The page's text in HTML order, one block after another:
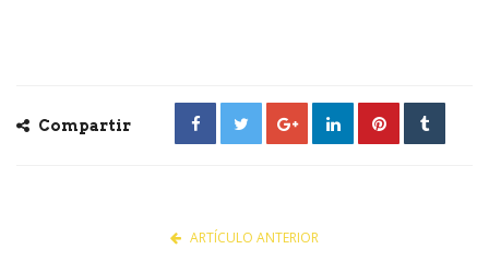
Compartir
ARTÍCULO ANTERIOR